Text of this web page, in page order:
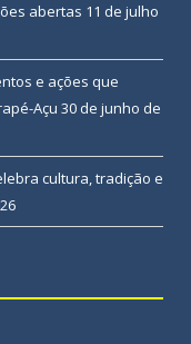
abertas 11 de julho
e ações que
Açu 30 de junho de
cultura, tradição e